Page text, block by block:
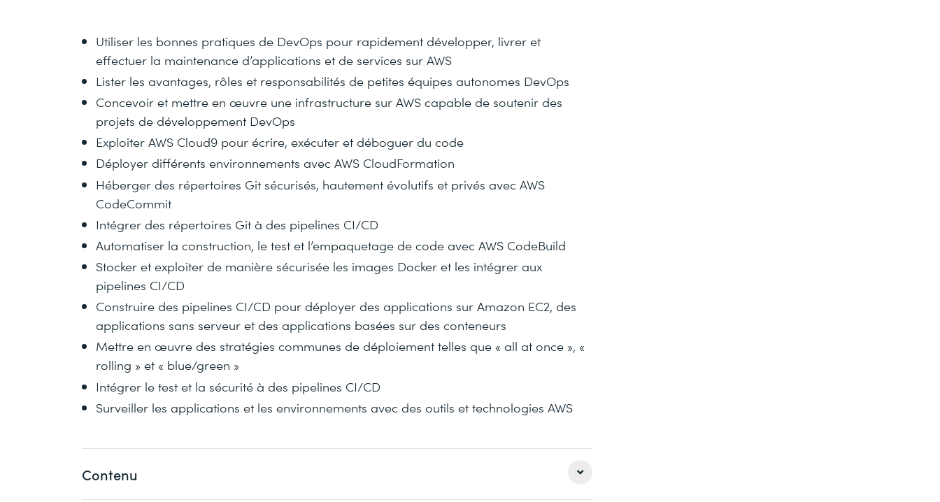
Utiliser les bonnes pratiques de DevOps pour rapidement développer, livrer et
effectuer la maintenance d’applications et de services sur AWS
Lister les avantages, rôles et responsabilités de petites équipes autonomes DevOps
Concevoir et mettre en œuvre une infrastructure sur AWS capable de soutenir des
projets de développement DevOps
Exploiter AWS Cloud9 pour écrire, exécuter et déboguer du code
Déployer différents environnements avec AWS CloudFormation
Héberger des répertoires Git sécurisés, hautement évolutifs et privés avec AWS
CodeCommit
Intégrer des répertoires Git à des pipelines CI/CD
Automatiser la construction, le test et l’empaquetage de code avec AWS CodeBuild
Stocker et exploiter de manière sécurisée les images Docker et les intégrer aux
pipelines CI/CD
Construire des pipelines CI/CD pour déployer des applications sur Amazon EC2, des
applications sans serveur et des applications basées sur des conteneurs
Mettre en œuvre des stratégies communes de déploiement telles que « all at once », «
rolling » et « blue/green »
Intégrer le test et la sécurité à des pipelines CI/CD
Surveiller les applications et les environnements avec des outils et technologies AWS
Contenu